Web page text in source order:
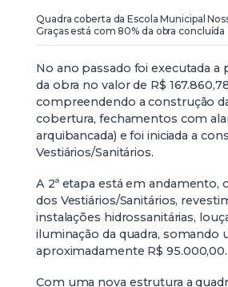
Quadra coberta da Escola Municipal
Graças está com 80% da obra concluída
No ano passado foi executada a
da obra no valor de R$
compreendendo a construção
cobertura, fechamentos com
arquibancada) e foi iniciada a
Vestiários/Sanitários.
A 2ª etapa está em andamento,
dos Vestiários/Sanitários,
instalações hidrossanitárias,
iluminação da quadra, somando
aproximadamente R$ 95.000,00.
Com uma nova estrutura a